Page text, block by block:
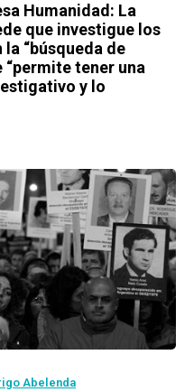
Humanidad: La
que investigue los
la “búsqueda de
tener una
y lo
Abelenda